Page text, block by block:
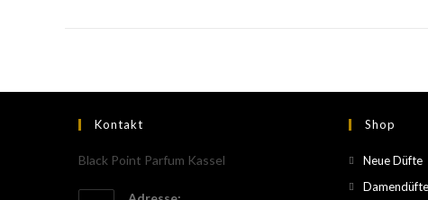
Kontakt
Black Point Parfum Kassel
Shop
Neue Düfte
Damendüfte